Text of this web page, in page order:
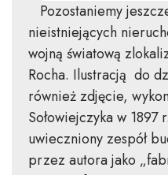
Pozostaniemy
nieistniejących
wojną światową
Rocha. Ilustracją do
również zdjęcie,
Sołowiejczyka w 1897
uwieczniony zespół
przez autora jako